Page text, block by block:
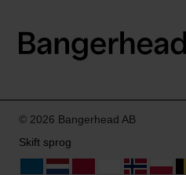
LinkedIn
© 2026 Bangerhead AB
Skift sprog